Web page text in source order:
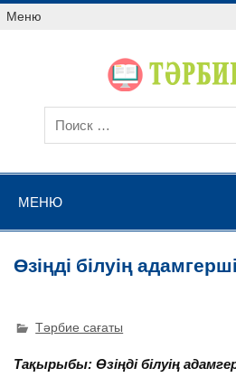
Меню
МЕНЮ
Өзіңді білуің
Тәрбие сағаты
Тақырыбы: Өзіңді білуің